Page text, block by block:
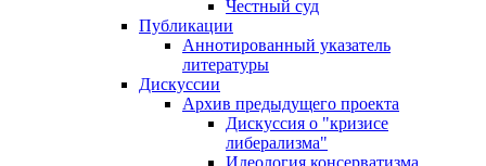
Честный суд
Публикации
Аннотированный указатель
литературы
Дискуссии
Архив предыдущего проекта
Дискуссия о "кризисе
либерализма"